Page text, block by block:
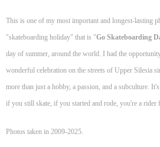
This is one of my most important and longest-lasting
"skateboarding holiday" that is "Go Skateboarding
day of summer, around the world. I had the
wonderful celebration on the streets of Upper Silesia
more than just a hobby, a passion, and a subculture.
if you still skate, if you started and rode, you're a rider
Photos taken in 2009-2025.